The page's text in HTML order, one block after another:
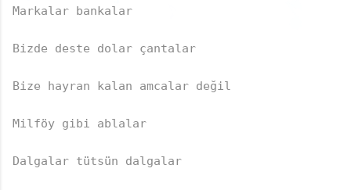
Markalar bankalar
Bizde deste dolar çantalar
Bize hayran kalan amcalar değil
Milföy gibi ablalar
Dalgalar tütsün dalgalar
🎵
♬
♬